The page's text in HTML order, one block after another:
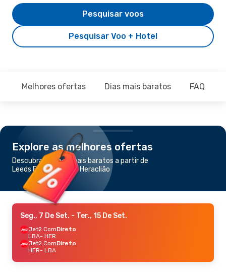
Pesquisar Voo + Hotel
Pesquisar voos
Melhores ofertas Dias mais baratos FAQ
Explore as melhores ofertas
Descubra os voos mais baratos a partir de
Leeds Bradford para Heraclião
Seg., 7 De Set. - Ter., 15 De Set.
Jet2.ComDireto
LBA- HER
Jet2.ComDireto
HER- LBA